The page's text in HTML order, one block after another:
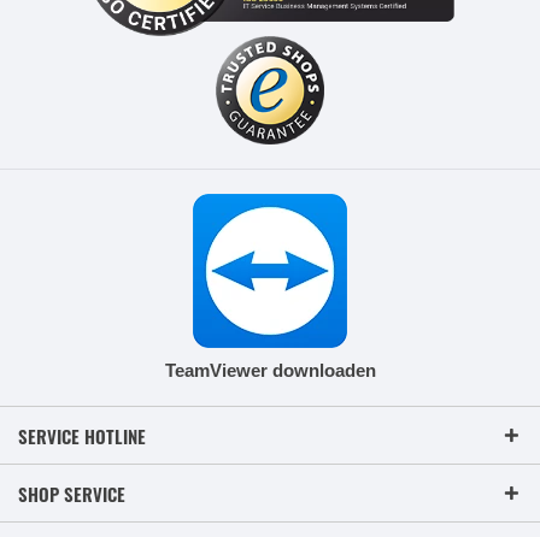
TeamViewer downloaden
SERVICE HOTLINE
SHOP SERVICE